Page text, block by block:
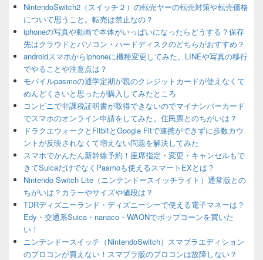
NintendoSwitch2（スイッチ２）の転売ヤーの転売対策や転売価格
について思うこと。転売は禁止なの？
iphoneの写真や動画で本体がいっぱいになったらどうする？保存
先はクラウドとパソコン・ハードディスクのどちらがおすすめ？
androidスマホからiphoneに機種変更してみた。LINEや写真の移行
でやることや注意点は？
モバイルpasmoの通学定期が親のクレジットカードが使えなくて
めんどくさいと思ったが購入してみたところ
コンビニで非課税証明書が取得できないのでマイナンバーカード
でスマホのオンライン申請をしてみた。住民票とのちがいは？
ドラクエウォークとFitbitとGoogle Fitで連携ができずに歩数カウ
ントが反映されなくて増えない問題を解決してみた
スマホでかんたん新幹線予約！座席指定・変更・キャンセルもで
きてSuicaだけでなくPasmoも使えるスマートEXとは？
Nintendo Switch Lite（ニンテンドースイッチライト）通常版との
ちがいは？カラーやサイズや値段は？
TDRディズニーランド・ディズニーシーで使える電子マネーは？
Edy・交通系Suica・nanaco・WAONでポップコーンを買いた
い！
ニンテンドースイッチ（NintendoSwitch）スマブラエディション
のプロコンが買えない！スマブラ版のプロコンは故障しない？